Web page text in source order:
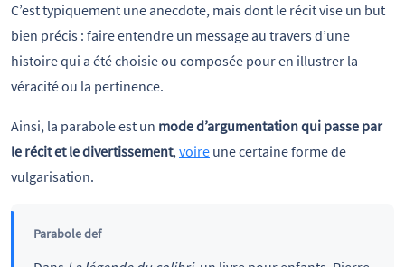
C’est typiquement une anecdote, mais dont le récit vise un but
bien précis : faire entendre un message au travers d’une
histoire qui a été choisie ou composée pour en illustrer la
véracité ou la pertinence.
Ainsi, la parabole est un mode d’argumentation qui passe par
le récit et le divertissement,voire une certaine forme de
vulgarisation.
Parabole def